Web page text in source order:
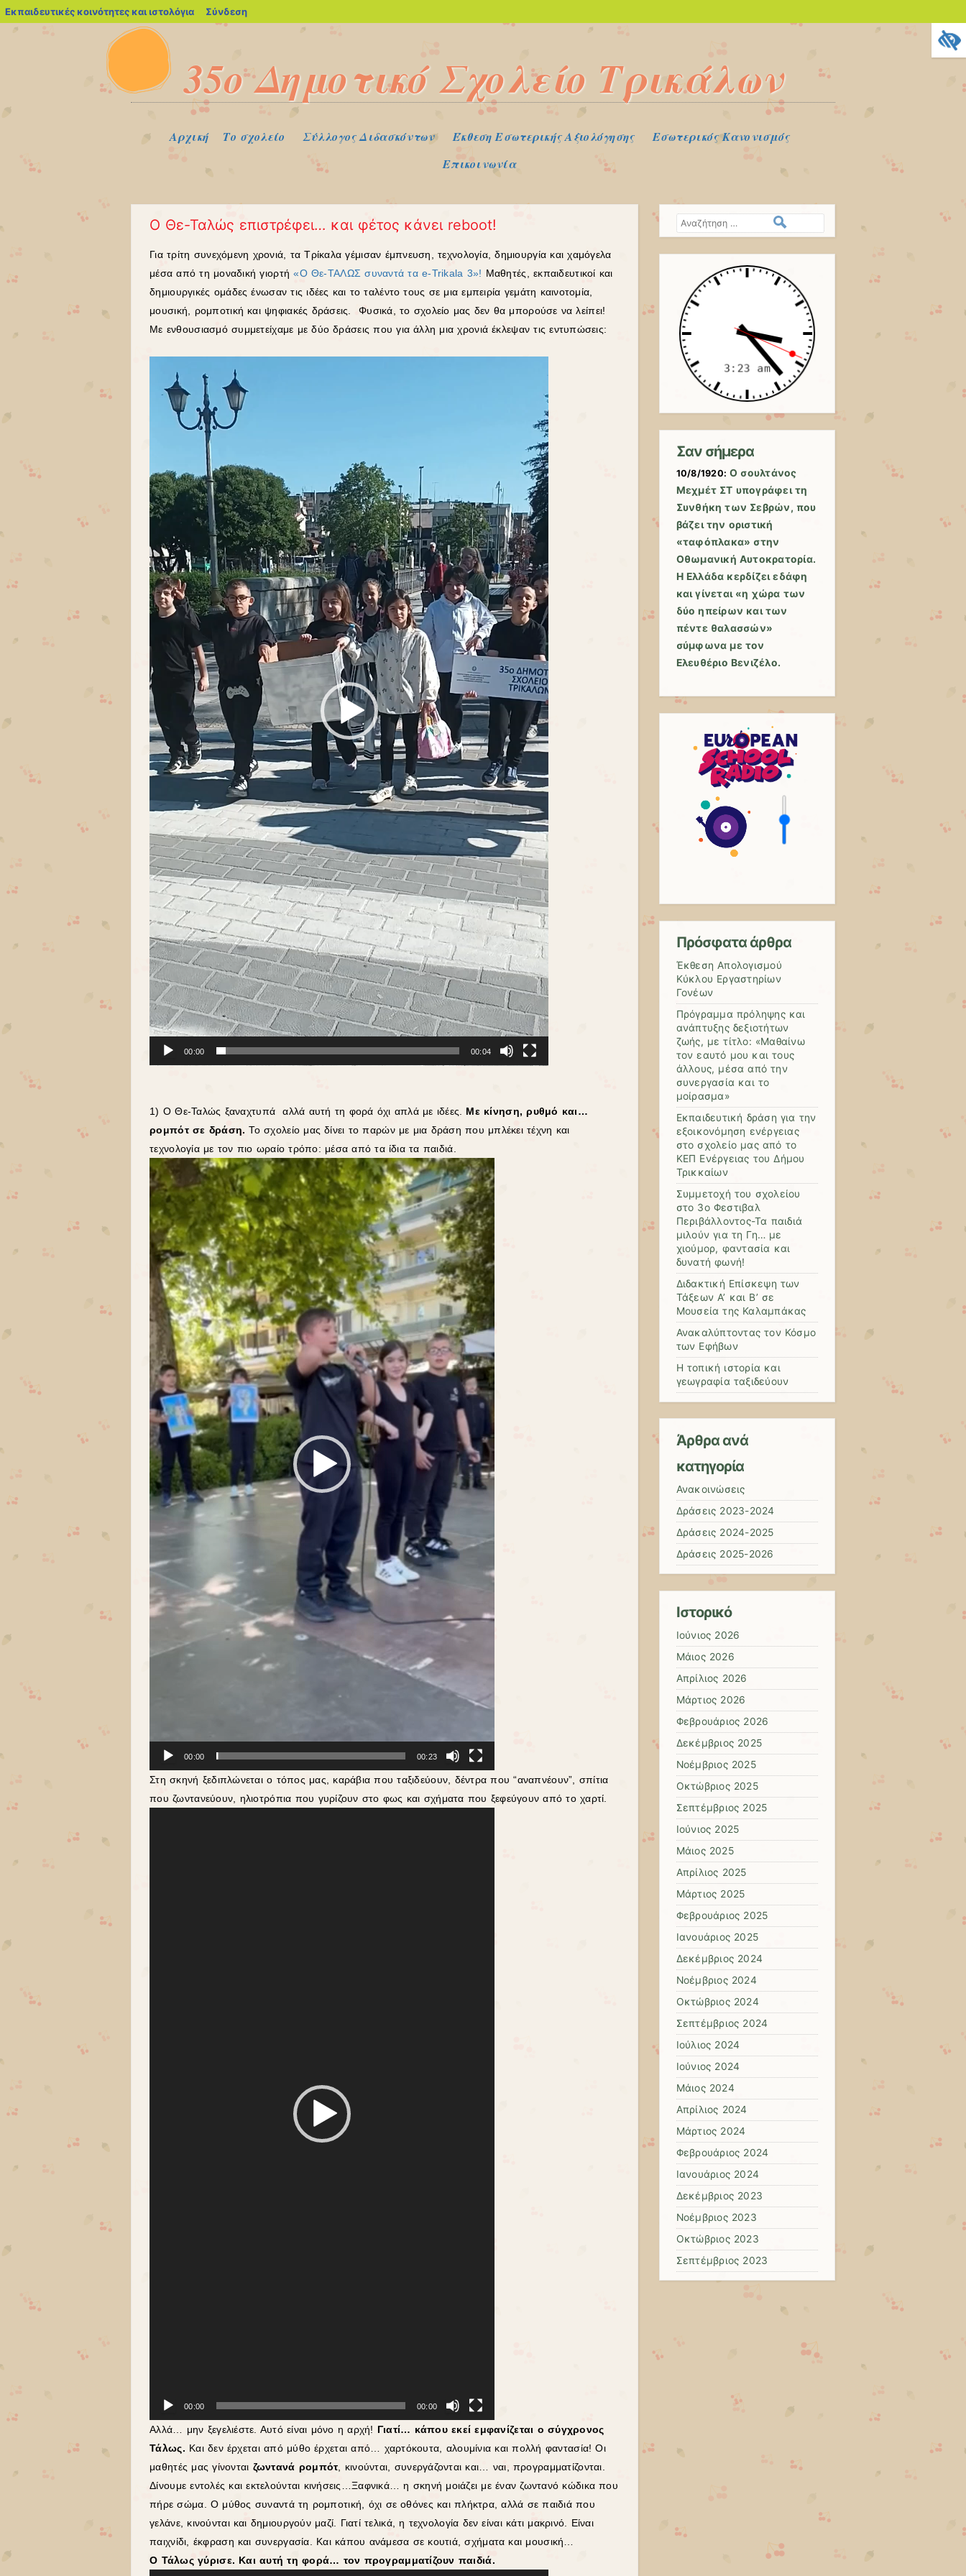
Εκπαιδευτικές κοινότητες και ιστολόγια blogs.sch.gr
Σύνδεση
35o Δημοτικό Σχολείο Τρικάλων
Μενού
Μετάβαση στο περιεχόμενο
Αρχική Το σχολείο Σύλλογος Διδασκόντων Έκθεση Εσωτερικής Αξιολόγησης
Εσωτερικός Κανονισμός
Επικοινωνία
Ο Θε-Ταλώς επιστρέφει… και φέτος κάνει reboot!
Για τρίτη συνεχόμενη χρονιά, τα Τρίκαλα γέμισαν έμπνευση, τεχνολογία, δημιουργία και χαμόγελα
μέσα από τη μοναδική γιορτή«Ο Θε-ΤΑΛΩΣ συναντά τα e-Trikala 3»! Μαθητές, εκπαιδευτικοί και
δημιουργικές ομάδες ένωσαν τις ιδέες και το ταλέντο τους σε μια εμπειρία γεμάτη καινοτομία,
μουσική, ρομποτική και ψηφιακές δράσεις. Φυσικά, το σχολείο μας δεν θα μπορούσε να λείπει!
Με ενθουσιασμό συμμετείχαμε με δύο δράσεις που για άλλη μια χρονιά έκλεψαν τις εντυπώσεις:
Αναπαραγωγής
Βίντεο
00:00 00:04
1) Ο Θε-Ταλώς ξαναχτυπά αλλά αυτή τη φορά όχι απλά με ιδέες. Με κίνηση, ρυθμό και…
ρομπότ σε δράση.Το σχολείο μας δίνει το παρών με μια δράση που μπλέκει τέχνη και
τεχνολογία με τον πιο ωραίο τρόπο: μέσα από τα ίδια τα παιδιά.
Πρόγραμμα
Αναπαραγωγής
Βίντεο
00:00 00:23
Στη σκηνή ξεδιπλώνεται ο τόπος μας, καράβια που ταξιδεύουν, δέντρα που “αναπνέουν”, σπίτια
που ζωντανεύουν, ηλιοτρόπια που γυρίζουν στο φως και σχήματα που ξεφεύγουν από το χαρτί.
00:00 00:00
Αλλά… μην ξεγελιέστε. Αυτό είναι μόνο η αρχή! Γιατί… κάπου εκεί εμφανίζεται ο σύγχρονος
Τάλως. Και δεν έρχεται από μύθο έρχεται από… χαρτόκουτα, αλουμίνια και πολλή φαντασία!Οι
μαθητές μας γίνονται ζωντανά ρομπότ , κινούνται, συνεργάζονται και… ναι, προγραμματίζονται.
Δίνουμε εντολές και εκτελούνται κινήσεις…Ξαφνικά… η σκηνή μοιάζει με έναν ζωντανό κώδικα που
πήρε σώμα. Ο μύθος συναντά τη ρομποτική, όχι σε οθόνες και πλήκτρα, αλλά σε παιδιά που
γελάνε, κινούνται και δημιουργούν μαζί. Γιατί τελικά, η τεχνολογία δεν είναι κάτι μακρινό. Είναι
παιχνίδι, έκφραση και συνεργασία. Και κάπου ανάμεσα σε κουτιά, σχήματα και μουσική…
Ο Τάλως γύρισε. Και αυτή τη φορά… τον προγραμματίζουν παιδιά.
Αναζήτηση
Σαν σήμερα
10/8/1920:Ο σουλτάνος
Μεχμέτ ΣΤ υπογράφει τη
Συνθήκη των Σεβρών, που
βάζει την οριστική
«ταφόπλακα» στην
Οθωμανική Αυτοκρατορία.
Η Ελλάδα κερδίζει εδάφη
και γίνεται «η χώρα των
δύο ηπείρων και των
πέντε θαλασσών»
σύμφωνα με τον
Ελευθέριο Βενιζέλο.
Πρόσφατα άρθρα
Έκθεση Απολογισμού
Κύκλου Εργαστηρίων
Γονέων
Πρόγραμμα πρόληψης και
ανάπτυξης δεξιοτήτων
ζωής, με τίτλο: «Μαθαίνω
τον εαυτό μου και τους
άλλους, μέσα από την
συνεργασία και το
μοίρασμα»
Εκπαιδευτική δράση για την
εξοικονόμηση ενέργειας
στο σχολείο μας από το
ΚΕΠ Ενέργειας του Δήμου
Τρικκαίων
Συμμετοχή του σχολείου
στο 3ο Φεστιβαλ
Περιβάλλοντος-Τα παιδιά
μιλούν για τη Γη… με
χιούμορ, φαντασία και
δυνατή φωνή!
Διδακτική Επίσκεψη των
Τάξεων Α’ και Β’ σε
Μουσεία της Καλαμπάκας
Ανακαλύπτοντας τον Κόσμο
των Εφήβων
Η τοπική ιστορία και
γεωγραφία ταξιδεύουν
Άρθρα ανά
κατηγορία
Ανακοινώσεις
Δράσεις 2023-2024
Δράσεις 2024-2025
Δράσεις 2025-2026
Ιστορικό
Ιούνιος 2026
Μάιος 2026
Απρίλιος 2026
Μάρτιος 2026
Φεβρουάριος 2026
Δεκέμβριος 2025
Νοέμβριος 2025
Οκτώβριος 2025
Σεπτέμβριος 2025
Ιούνιος 2025
Μάιος 2025
Απρίλιος 2025
Μάρτιος 2025
Φεβρουάριος 2025
Ιανουάριος 2025
Δεκέμβριος 2024
Νοέμβριος 2024
Οκτώβριος 2024
Σεπτέμβριος 2024
Ιούλιος 2024
Ιούνιος 2024
Μάιος 2024
Απρίλιος 2024
Μάρτιος 2024
Φεβρουάριος 2024
Ιανουάριος 2024
Δεκέμβριος 2023
Νοέμβριος 2023
Οκτώβριος 2023
Σεπτέμβριος 2023